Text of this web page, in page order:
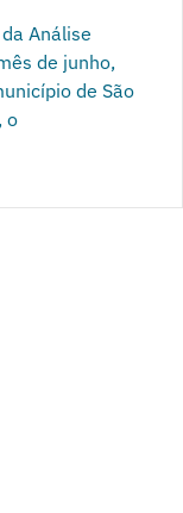
Análise
de junho,
de São
o